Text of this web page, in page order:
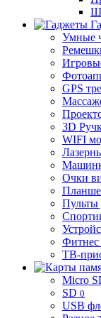
Умные
GPS
3D
WIFI
Очки
Пульты
Фитнес
ТВ-
Micro
SD 0
USB